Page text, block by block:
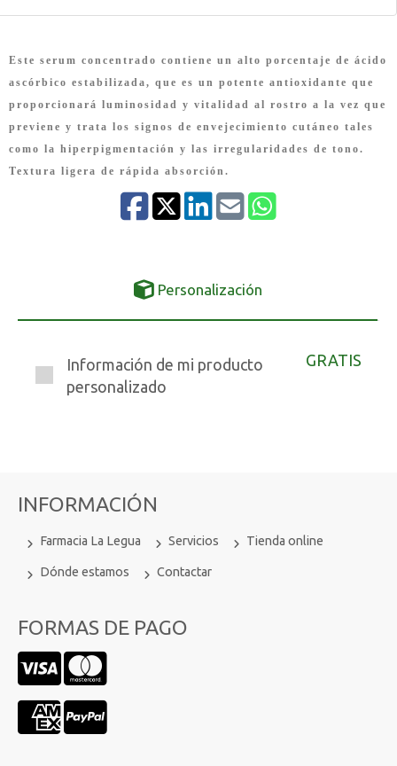
Este serum concentrado contiene un alto porcentaje de ácido
ascórbico estabilizada, que es un potente antioxidante que
proporcionará luminosidad y vitalidad al rostro a la vez que
previene y trata los signos de envejecimiento cutáneo tales
como la hiperpigmentación y las irregularidades de tono.
Textura ligera de rápida absorción.
Personalización
Información de mi producto
personalizado
GRATIS
INFORMACIÓN
Farmacia La Legua Servicios Tienda online
Dónde estamos Contactar
FORMAS DE PAGO